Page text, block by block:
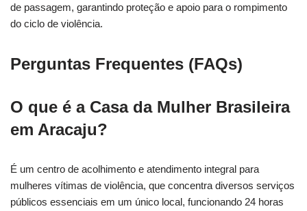
de passagem, garantindo proteção e apoio para o rompimento
do ciclo de violência.
Perguntas Frequentes (FAQs)
O que é a Casa da Mulher Brasileira
em Aracaju?
É um centro de acolhimento e atendimento integral para
mulheres vítimas de violência, que concentra diversos serviços
públicos essenciais em um único local, funcionando 24 horas